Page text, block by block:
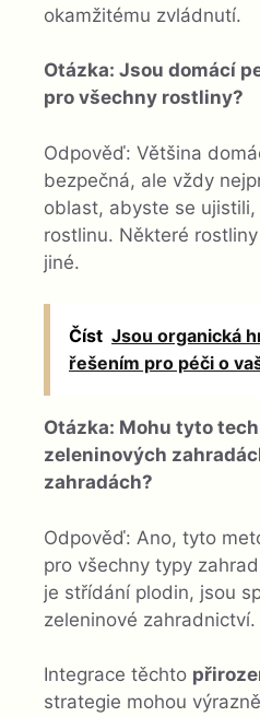
okamžitému zvládnutí.
Otázka: Jsou domácí
pro všechny rostliny?
Odpověď: Většina
bezpečná, ale vždy
oblast, abyste se
rostlinu. Některé
jiné.
Číst Jsou organická
řešením pro péči o
Otázka: Mohu tyto
zeleninových
zahradách?
Odpověď: Ano, tyto
pro všechny typy
je střídání plodin, jsou
zeleninové zahradnictví.
Integrace těchto
strategie mohou